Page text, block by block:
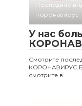
Последние
коронавирус
У нас
Смотрите
КОРОНАВИРУС
смотрите в